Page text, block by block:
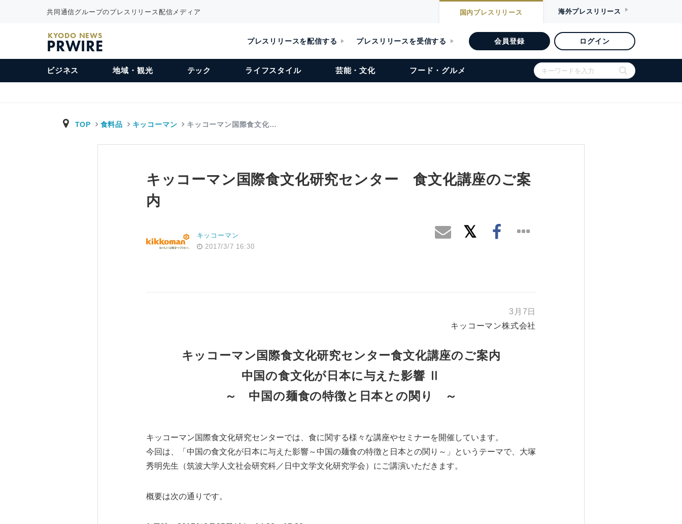
共同通信グループのプレスリリース配信メディア 国内プレスリリース 海外プレスリリース
KYODO NEWS
PRWIRE プレスリリースを配信する プレスリリースを受信する 会員登録 ログイン
ビジネス 地域・観光 テック ライフスタイル 芸能・文化 フード・グルメ
TOP 食料品 キッコーマン キッコーマン国際食文化…
キッコーマン国際食文化研究センター 食文化講座のご案
内
キッコーマン
2017/3/7 16:30
3月7日
キッコーマン株式会社
キッコーマン国際食文化研究センター食文化講座のご案内
中国の食文化が日本に与えた影響 Ⅱ
～ 中国の麺食の特徴と日本との関り ～
キッコーマン国際食文化研究センターでは、食に関する様々な講座やセミナーを開催しています。
今回は、「中国の食文化が日本に与えた影響～中国の麺食の特徴と日本との関り～」というテーマで、大塚
秀明先生（筑波大学人文社会研究科／日中文学文化研究学会）にご講演いただきます。
概要は次の通りです。